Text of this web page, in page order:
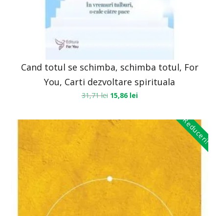
Cand totul se schimba, schimba totul, For
You, Carti dezvoltare spirituala
31,71lei 15,86 lei
Reduceri!